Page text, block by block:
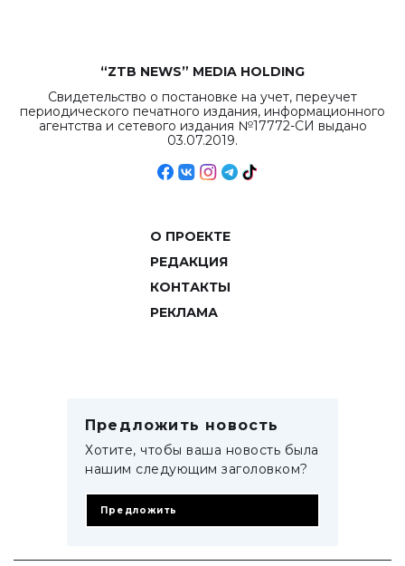
“ZTB NEWS” MEDIA HOLDING
Свидетельство о постановке на учет, переучет
периодического печатного издания, информационного
агентства и сетевого издания №17772-СИ выдано
03.07.2019.
О ПРОЕКТЕ
РЕДАКЦИЯ
КОНТАКТЫ
РЕКЛАМА
Предложить новость
Хотите, чтобы ваша новость была
нашим следующим заголовком?
Предложить